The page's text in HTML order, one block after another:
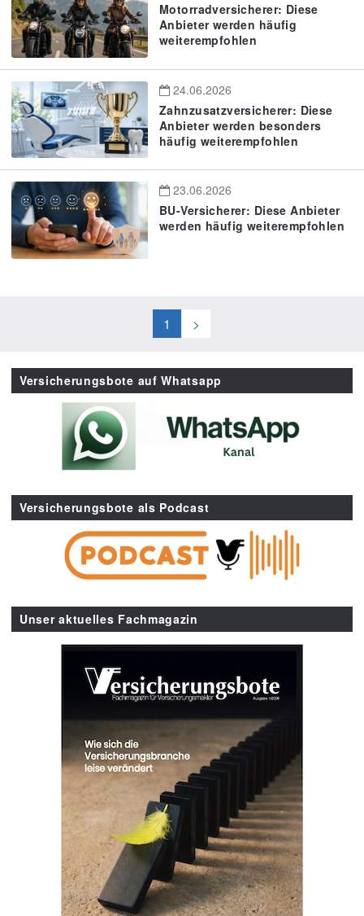
Motorradversicherer: Diese
Anbieter werden häufig
weiterempfohlen
24.06.2026
Zahnzusatzversicherer: Diese
Anbieter werden besonders
häufig weiterempfohlen
23.06.2026
BU-Versicherer: Diese Anbieter
werden häufig weiterempfohlen
1 >
Versicherungsbote auf Whatsapp
Versicherungsbote als Podcast
Unser aktuelles Fachmagazin